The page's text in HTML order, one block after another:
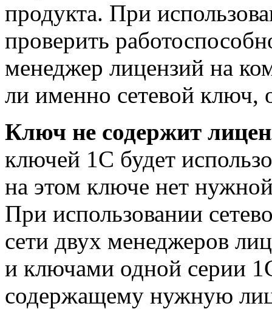
продукта. При
проверить
менеджер лицензий на
ли именно сетевой ключ,
Ключ не содержит
ключей 1С будет
на этом ключе нет
При использовании
сети двух менеджеров
и ключами одной серии
содержащему нужную